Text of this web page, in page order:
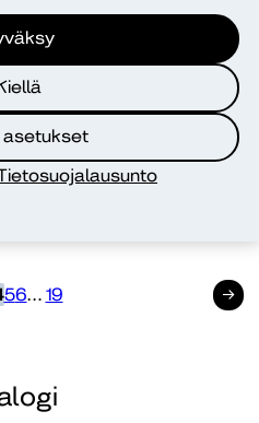
asetukset
kommunikaatiossa
56… 19